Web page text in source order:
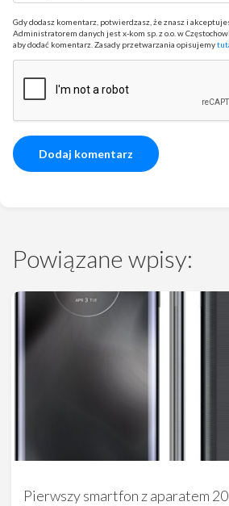
Gdy dodasz komentarz, potwierdzasz, że znasz i
Administratorem danych jest x-kom sp. z o.o. w
aby dodać komentarz. Zasady przetwarzania opisujemy
Powiązane wpisy:
Pierwszy smartfon z aparatem